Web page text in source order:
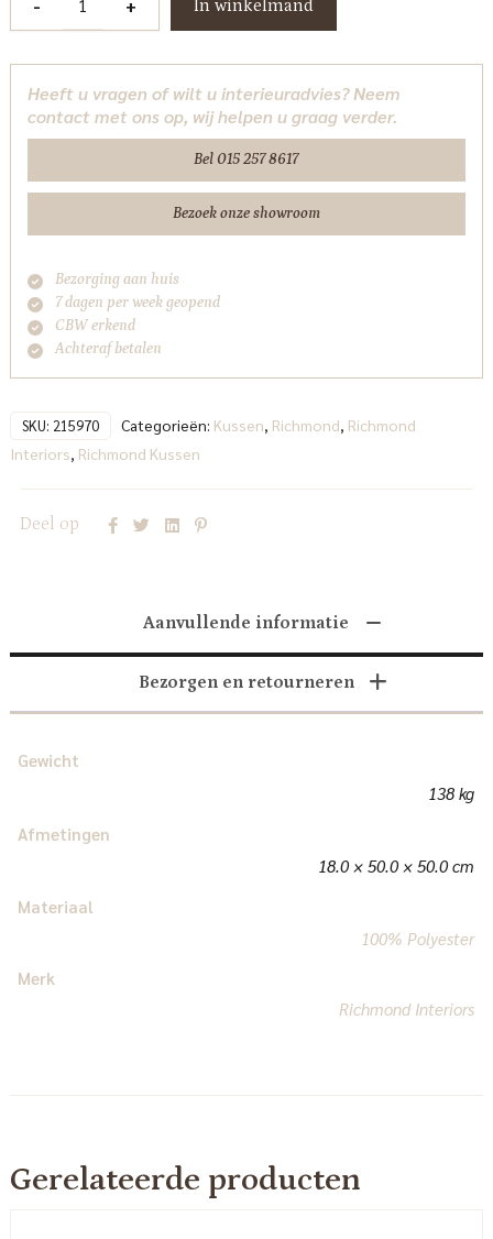
-
tiger
Richmond
Interiors
+ In winkelmand
Heeft u vragen of wilt u interieuradvies? Neem
contact met ons op, wij helpen u graag verder.
Bel 015 257 8617
Bezoek onze showroom
Bezorging aan huis
7 dagen per week geopend
CBW erkend
Achteraf betalen
SKU: 215970 Categorieën: Kussen Richmond Richmond
Interiors Richmond Kussen
Deel op
Aanvullende informatie
Bezorgen en retourneren
Gewicht
138 kg
Afmetingen
18.0 × 50.0 × 50.0 cm
Materiaal
100% Polyester
Merk
Richmond Interiors
Gerelateerde producten